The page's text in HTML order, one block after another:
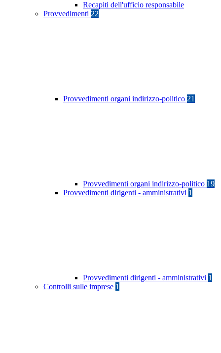
Recapiti dell'ufficio responsabile
Provvedimenti 22
Provvedimenti organi indirizzo-politico 21
Provvedimenti organi indirizzo-politico 19
Provvedimenti dirigenti - amministrativi 1
Provvedimenti dirigenti - amministrativi 1
Controlli sulle imprese 1